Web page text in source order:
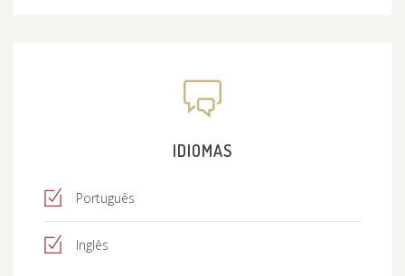
IDIOMAS
Português
Inglês